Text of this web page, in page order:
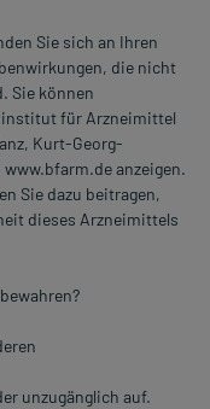
Sie sich an Ihren
die nicht
Sie können
für Arzneimittel
Kurt-Georg-
anzeigen.
Sie dazu beitragen,
dieses Arzneimittels
unzugänglich auf.